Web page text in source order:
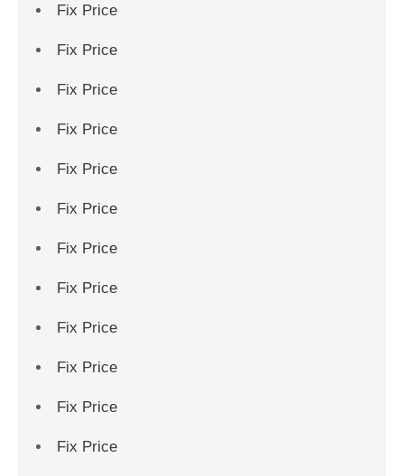
Fix Price
Fix Price
Fix Price
Fix Price
Fix Price
Fix Price
Fix Price
Fix Price
Fix Price
Fix Price
Fix Price
Fix Price